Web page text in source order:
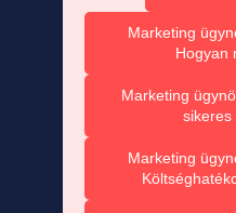
Marketing
Hogyan
Marketing
sikeres
Marketing